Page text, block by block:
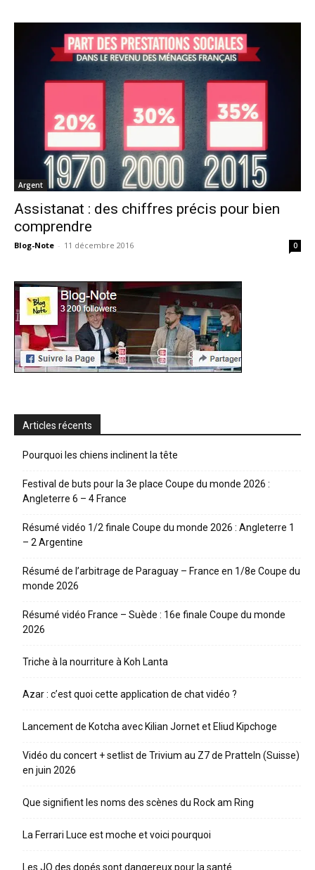
Argent
Assistanat : des chiffres précis pour bien
comprendre
Blog-Note - 11 décembre 2016 0
Articles récents
Pourquoi les chiens inclinent la tête
Festival de buts pour la 3e place Coupe du monde 2026 :
Angleterre 6 – 4 France
Résumé vidéo 1/2 finale Coupe du monde 2026 : Angleterre 1
– 2 Argentine
Résumé de l’arbitrage de Paraguay – France en 1/8e Coupe du
monde 2026
Résumé vidéo France – Suède : 16e finale Coupe du monde
2026
Triche à la nourriture à Koh Lanta
Azar : c’est quoi cette application de chat vidéo ?
Lancement de Kotcha avec Kilian Jornet et Eliud Kipchoge
Vidéo du concert + setlist de Trivium au Z7 de Pratteln (Suisse)
en juin 2026
Que signifient les noms des scènes du Rock am Ring
La Ferrari Luce est moche et voici pourquoi
Les JO des dopés sont dangereux pour la santé